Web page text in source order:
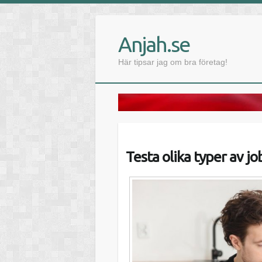
Anjah.se
Här tipsar jag om bra företag!
Testa olika typer av